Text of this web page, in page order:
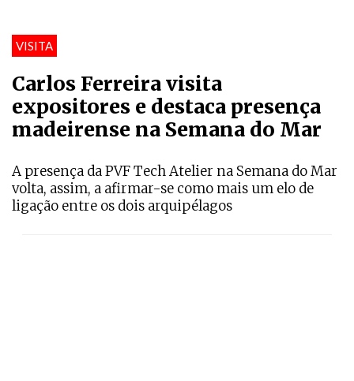
VISITA
Carlos Ferreira visita
expositores e destaca presença
madeirense na Semana do Mar
A presença da PVF Tech Atelier na Semana do Mar
volta, assim, a afirmar-se como mais um elo de
ligação entre os dois arquipélagos